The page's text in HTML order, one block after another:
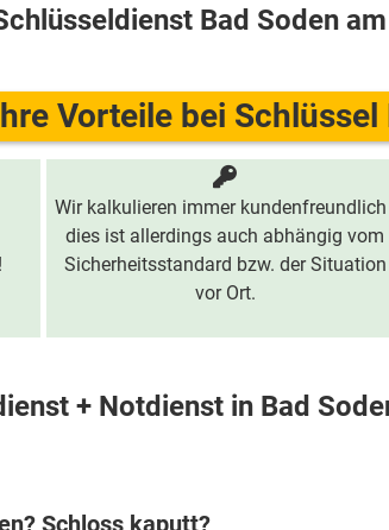
Bad Soden
Vorteile bei Schlüssel
Wir kalkulieren immer kundenfreundlich
dies ist allerdings auch abhängig vom
Sicherheitsstandard bzw. der Situation
vor Ort.
+ Notdienst in Bad
Schloss kaputt?